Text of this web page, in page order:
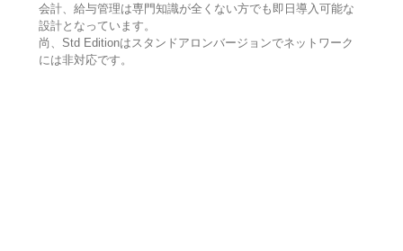
会計、給与管理は専門知識が全くない方でも即日導入可能な
設計となっています。
尚、Std Editionはスタンドアロンバージョンでネットワーク
には非対応です。